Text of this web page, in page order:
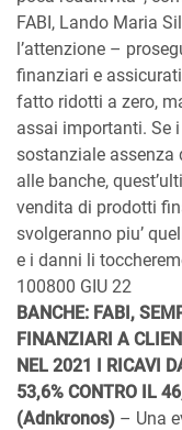
FABI, Lando Maria
l’attenzione –
finanziari e
fatto ridotti a zero,
assai importanti. Se
sostanziale assenza
alle banche,
vendita di prodotti
svolgeranno piu’
e i danni li
100800 GIU 22
BANCHE: FABI,
FINANZIARI A
NEL 2021 I RICAVI
53,6% CONTRO IL
(Adnkronos) – Una